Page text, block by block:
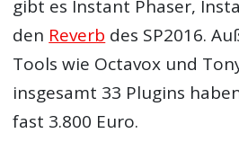
gibt es Instant Phaser,
den Reverb des SP2016.
Tools wie Octavox und
insgesamt 33 Plugins
fast 3.800 Euro.